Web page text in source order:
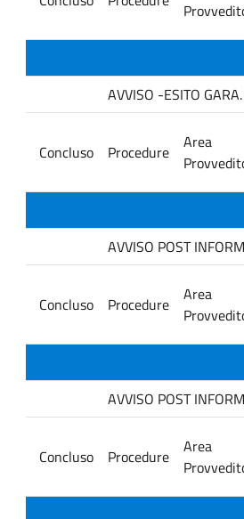
AVVISO -ESITO
Concluso Procedure
Area
AVVISO POST
Concluso Procedure
Area
AVVISO POST
Concluso Procedure
Area